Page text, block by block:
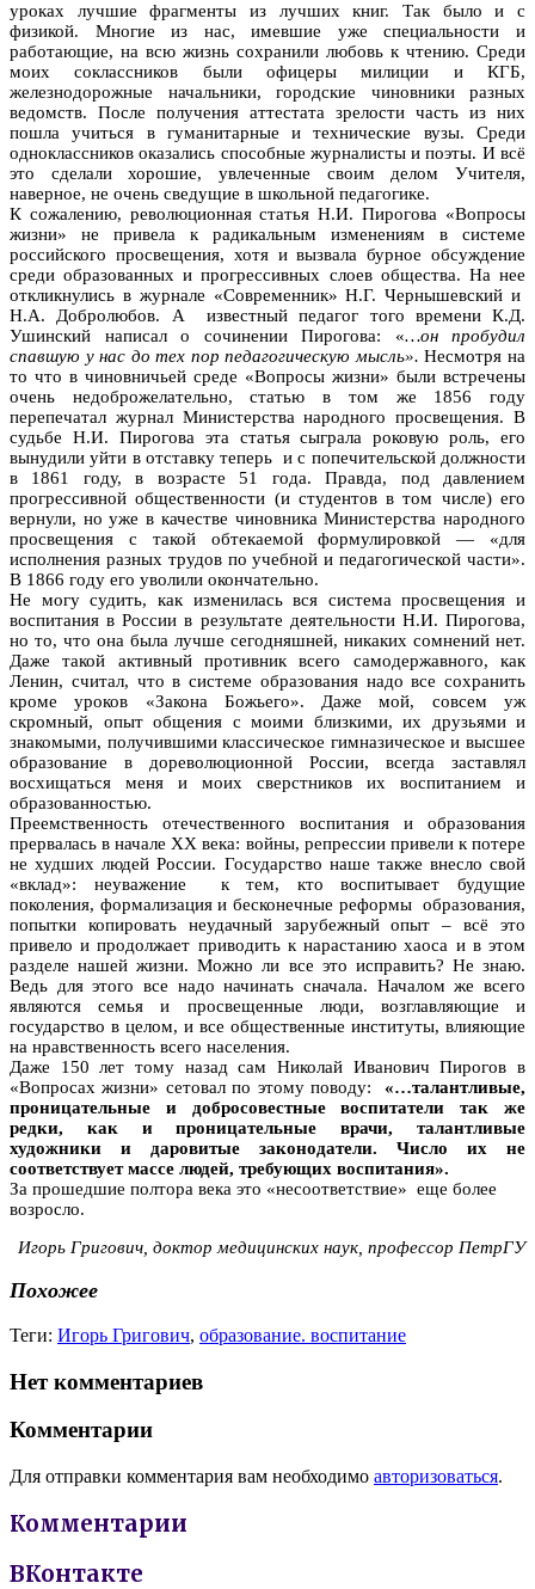
уроках лучшие фрагменты из лучших книг. Так было и с
физикой. Многие из нас, имевшие уже специальности и
работающие, на всю жизнь сохранили любовь к чтению. Среди
моих соклассников были офицеры милиции и КГБ,
железнодорожные начальники, городские чиновники разных
ведомств. После получения аттестата зрелости часть из них
пошла учиться в гуманитарные и технические вузы. Среди
одноклассников оказались способные журналисты и поэты. И всё
это сделали хорошие, увлеченные своим делом Учителя,
наверное, не очень сведущие в школьной педагогике.
К сожалению, революционная статья Н.И. Пирогова «Вопросы
жизни» не привела к радикальным изменениям в системе
российского просвещения, хотя и вызвала бурное обсуждение
среди образованных и прогрессивных слоев общества. На нее
откликнулись в журнале «Современник» Н.Г. Чернышевский и
Н.А. Добролюбов. А известный педагог того времени К.Д.
Ушинский написал о сочинении Пирогова: «…он пробудил
спавшую у нас до тех пор педагогическую мысль». Несмотря на
то что в чиновничьей среде «Вопросы жизни» были встречены
очень недоброжелательно, статью в том же 1856 году
перепечатал журнал Министерства народного просвещения. В
судьбе Н.И. Пирогова эта статья сыграла роковую роль, его
вынудили уйти в отставку теперь и с попечительской должности
в 1861 году, в возрасте 51 года. Правда, под давлением
прогрессивной общественности (и студентов в том числе) его
вернули, но уже в качестве чиновника Министерства народного
просвещения с такой обтекаемой формулировкой — «для
исполнения разных трудов по учебной и педагогической части».
В 1866 году его уволили окончательно.
Не могу судить, как изменилась вся система просвещения и
воспитания в России в результате деятельности Н.И. Пирогова,
но то, что она была лучше сегодняшней, никаких сомнений нет.
Даже такой активный противник всего самодержавного, как
Ленин, считал, что в системе образования надо все сохранить
кроме уроков «Закона Божьего». Даже мой, совсем уж
скромный, опыт общения с моими близкими, их друзьями и
знакомыми, получившими классическое гимназическое и высшее
образование в дореволюционной России, всегда заставлял
восхищаться меня и моих сверстников их воспитанием и
образованностью.
Преемственность отечественного воспитания и образования
прервалась в начале ХХ века: войны, репрессии привели к потере
не худших людей России. Государство наше также внесло свой
«вклад»: неуважение к тем, кто воспитывает будущие
поколения, формализация и бесконечные реформы образования,
попытки копировать неудачный зарубежный опыт – всё это
привело и продолжает приводить к нарастанию хаоса и в этом
разделе нашей жизни. Можно ли все это исправить? Не знаю.
Ведь для этого все надо начинать сначала. Началом же всего
являются семья и просвещенные люди, возглавляющие и
государство в целом, и все общественные институты, влияющие
на нравственность всего населения.
Даже 150 лет тому назад сам Николай Иванович Пирогов в
«Вопросах жизни» сетовал по этому поводу: «…талантливые,
проницательные и добросовестные воспитатели так же
редки, как и проницательные врачи, талантливые
художники и даровитые законодатели. Число их не
соответствует массе людей, требующих воспитания».
За прошедшие полтора века это «несоответствие» еще более
возросло.
Игорь Григович, доктор медицинских наук, профессор ПетрГУ
Похожее
Теги: Игорь Григович, образование. воспитание
Нет комментариев
Комментарии
Для отправки комментария вам необходимо авторизоваться.
Комментарии
ВКонтакте